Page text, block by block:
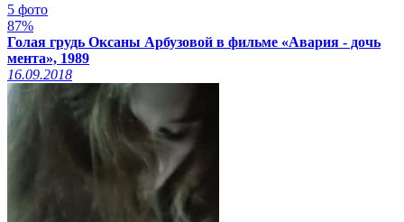
5 фото
87%
Голая грудь Оксаны Арбузовой в фильме «Авария - дочь
мента», 1989
16.09.2018